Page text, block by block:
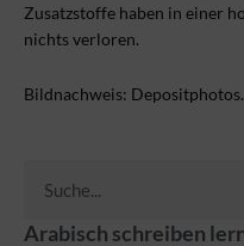
Zusatzstoffe haben in einer
nichts verloren.
Bildnachweis:
Arabisch schreiben